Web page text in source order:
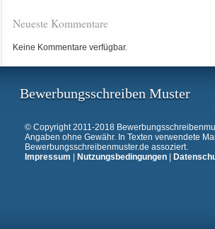
Neueste Kommentare
Keine Kommentare verfügbar.
Bewerbungsschreiben Muster
© Copyright 2011-2018
Angaben ohne Gewähr. In Texten verwendete
Bewerbungsschreibenmuster.de assoziert.
Impressum
Nutzungsbedingungen